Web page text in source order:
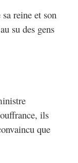
reine et son
su des gens
ils
que